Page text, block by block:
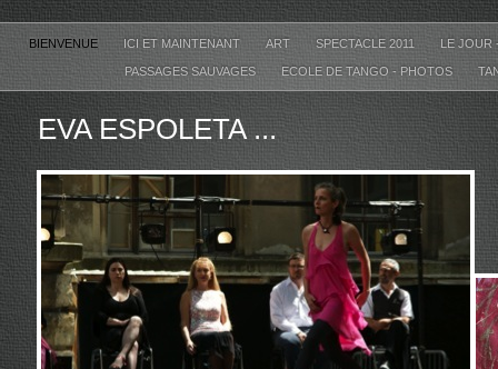
BIENVENUE ICI ET MAINTENANT ART SPECTACLE 2011 LE JOUR
PASSAGES SAUVAGES ECOLE DE TANGO - PHOTOS
EVA ESPOLETA ...